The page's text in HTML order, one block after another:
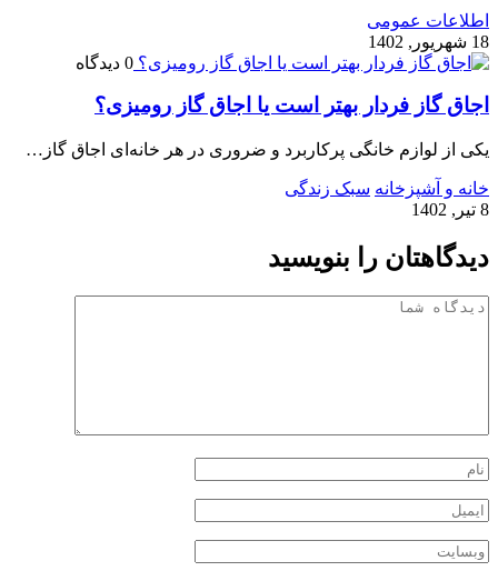
اطلاعات عمومی
18 شهریور, 1402
0 دیدگاه
اجاق گاز فردار بهتر است یا اجاق گاز رومیزی؟
یکی از لوازم خانگی پرکاربرد و ضروری در هر خانه‌ای اجاق گاز…
خانه و آشپزخانه سبک زندگی
8 تیر, 1402
دیدگاهتان را بنویسید